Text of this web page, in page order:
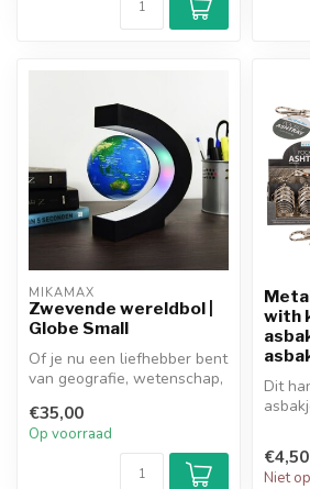
MIKAMAX
Zwevende wereldbol |
Globe Small
Of je nu een liefhebber bent
van geografie, wetenschap,
€35,00
Op voorraad
with
Dit
€4,50
Niet